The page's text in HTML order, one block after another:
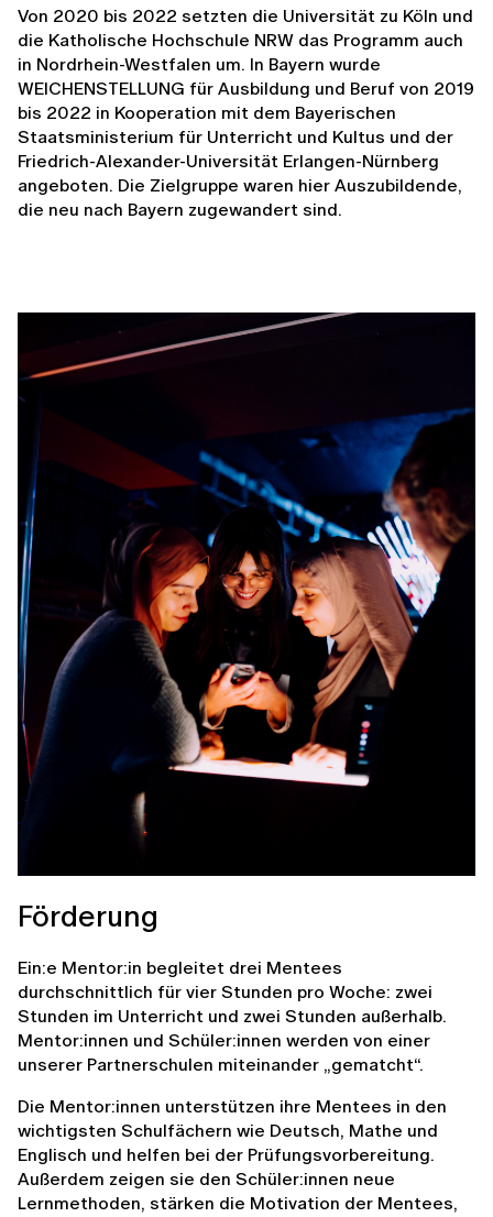
Von 2020 bis 2022 setzten die Universität zu Köln und
die Katholische Hochschule NRW das Programm auch
in Nordrhein-Westfalen um. In Bayern wurde
WEICHENSTELLUNG für Ausbildung und Beruf von 2019
bis 2022 in Kooperation mit dem Bayerischen
Staatsministerium für Unterricht und Kultus und der
Friedrich-Alexander-Universität Erlangen-Nürnberg
angeboten. Die Zielgruppe waren hier Auszubildende,
die neu nach Bayern zugewandert sind.
Förderung
Ein:e Mentor:in begleitet drei Mentees
durchschnittlich für vier Stunden pro Woche: zwei
Stunden im Unterricht und zwei Stunden außerhalb.
Mentor:innen und Schüler:innen werden von einer
unserer Partnerschulen miteinander „gematcht“.
Die Mentor:innen unterstützen ihre Mentees in den
wichtigsten Schulfächern wie Deutsch, Mathe und
Englisch und helfen bei der Prüfungsvorbereitung.
Außerdem zeigen sie den Schüler:innen neue
Lernmethoden, stärken die Motivation der Mentees,